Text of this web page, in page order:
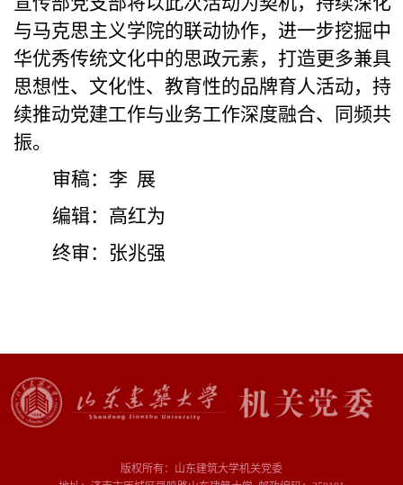
与马克思主义学院的联动协作，进一步挖掘中
华优秀传统文化中的思政元素，打造更多兼具
思想性、文化性、教育性的品牌育人活动，持
续推动党建工作与业务工作深度融合、同频共
振。
审稿：李 展
编辑：高红为
终审：张兆强
版权所有：山东建筑大学机关党委